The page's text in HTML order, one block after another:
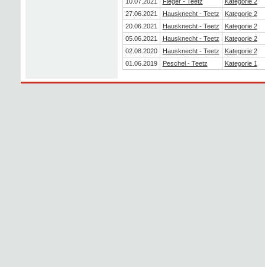
27.06.2021
Hausknecht - Teetz
Kategorie 2
20.06.2021
Hausknecht - Teetz
Kategorie 2
05.06.2021
Hausknecht - Teetz
Kategorie 2
02.08.2020
Hausknecht - Teetz
Kategorie 2
01.06.2019
Peschel - Teetz Kategorie 1